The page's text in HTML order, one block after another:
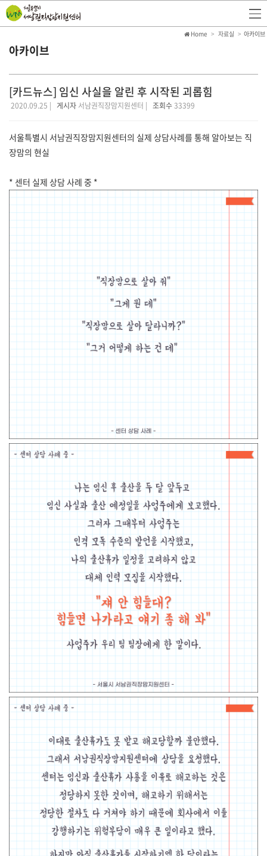
아카이브
Home 자료실 아카이브
[카드뉴스] 임신 사실을 알린 후 시작된 괴롭힘
2020.09.25 | 게시자 서남권직장맘지원센터 | 조회수33399
서울특별시 서남권직장맘지원센터의 실제 상담사례를 통해 알아보는 직
장맘의 현실
* 센터 실제 상담 사례 중 *